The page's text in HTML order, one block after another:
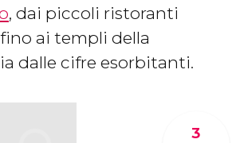
, dai piccoli ristoranti
ai templi della
dalle cifre esorbitanti.
3